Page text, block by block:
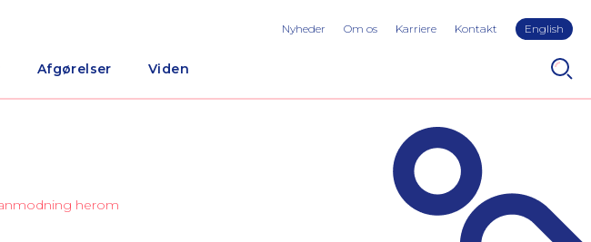
Afgørelser Viden
Nyheder Om os Karriere Kontakt English
herom